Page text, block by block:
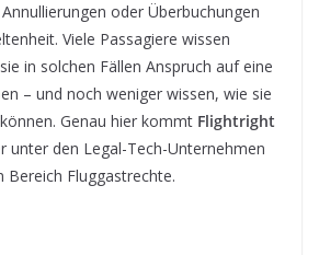
oder Überbuchungen
Viele Passagiere wissen
in solchen Fällen Anspruch auf eine
– und noch weniger wissen, wie sie
Genau hier kommt Flightright
unter den Legal-Tech-Unternehmen
Fluggastrechte.